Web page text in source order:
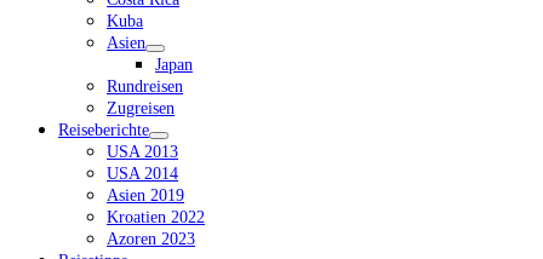
Kuba
Asien
Dropdown-
Menü
öffnen
Japan
Rundreisen
Zugreisen
Reiseberichte
Dropdown-
Menü
öffnen
USA 2013
USA 2014
Asien 2019
Kroatien 2022
Azoren 2023